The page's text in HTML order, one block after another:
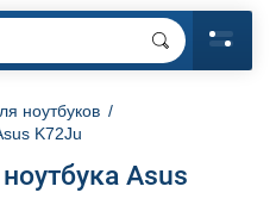
ноутбуков /
K72Ju
Asus